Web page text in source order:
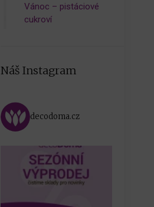
Vánoc – pistáciové
cukroví
Náš Instagram
decodoma.cz